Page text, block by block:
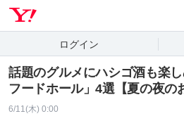
ログイン
話題のグルメにハシゴ酒も楽
フードホール」4選【夏の夜の
6/11(木) 0:00